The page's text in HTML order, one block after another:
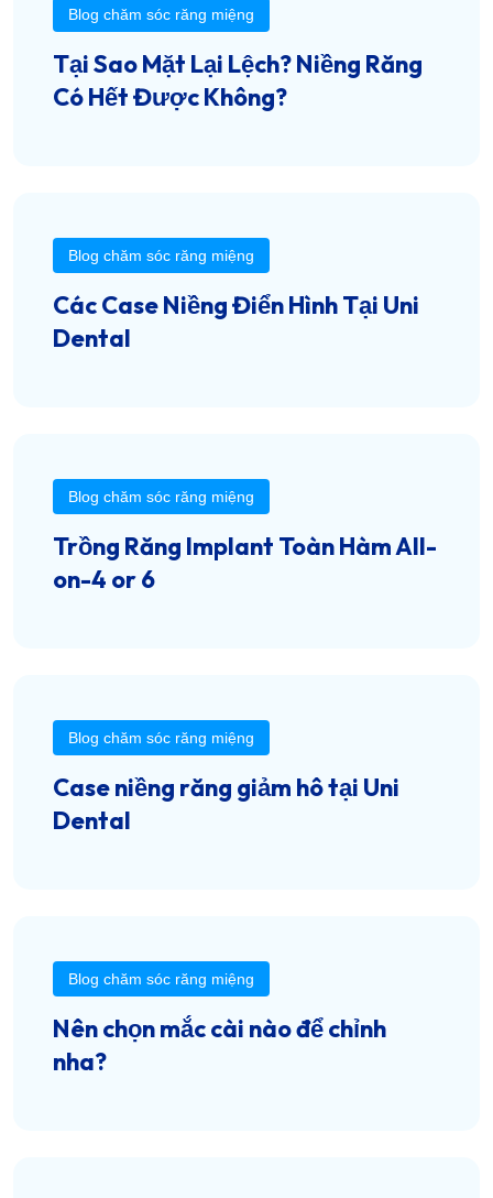
Blog chăm sóc răng miệng
Tại Sao Mặt Lại Lệch? Niềng Răng
Có Hết Được Không?
Blog chăm sóc răng miệng
Các Case Niềng Điển Hình Tại Uni
Dental
Blog chăm sóc răng miệng
Trồng Răng Implant Toàn Hàm All-
on-4 or 6
Blog chăm sóc răng miệng
Case niềng răng giảm hô tại Uni
Dental
Blog chăm sóc răng miệng
Nên chọn mắc cài nào để chỉnh
nha?